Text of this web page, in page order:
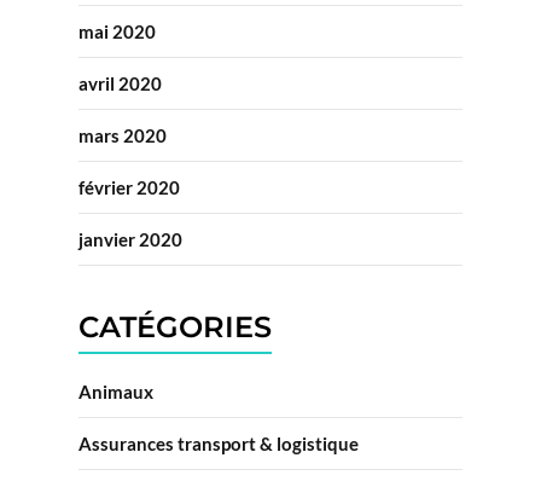
mai 2020
avril 2020
mars 2020
février 2020
janvier 2020
CATÉGORIES
Animaux
Assurances transport & logistique